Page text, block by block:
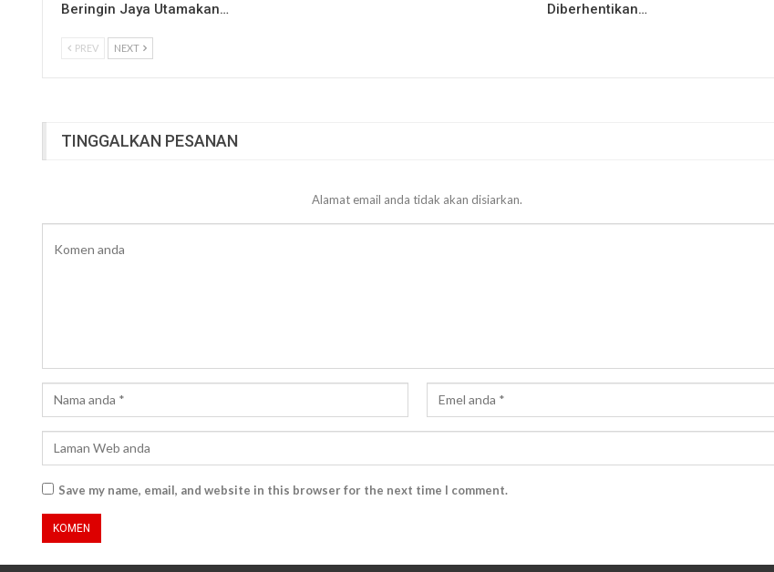
Beringin Jaya Utamakan…
Diberhentikan…
PREV NEXT
TINGGALKAN PESANAN
Alamat email anda tidak akan disiarkan.
Save my name, email, and website in this browser for the next time I comment.